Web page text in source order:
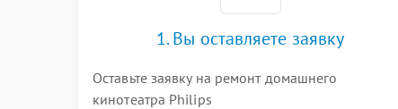
1. Вы оставляете заявку
Оставьте заявку на ремонт домашнего
кинотеатра Philips